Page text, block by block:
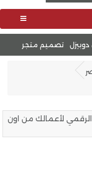
تصميم تحسين محركات البحث SEO
لأعمالك من اون